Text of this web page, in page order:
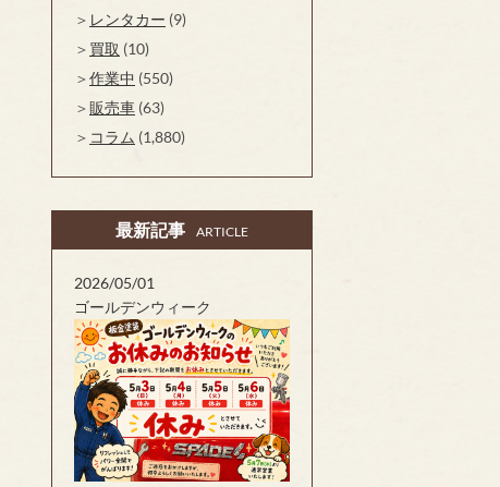
レンタカー (9)
買取 (10)
作業中 (550)
販売車 (63)
コラム (1,880)
最新記事 ARTICLE
2026/05/01
ゴールデンウィーク